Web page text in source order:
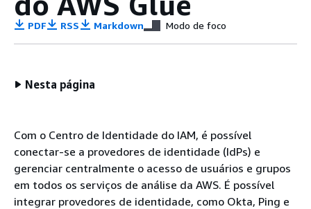
PDF RSS Markdown Modo de foco
Nesta página
Com o Centro de Identidade do IAM, é possível
conectar-se a provedores de identidade (IdPs) e
gerenciar centralmente o acesso de usuários e grupos
em todos os serviços de análise da AWS. É possível
integrar provedores de identidade, como Okta, Ping e